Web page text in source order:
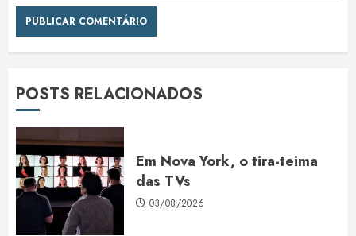
POSTS RELACIONADOS
Em Nova York, o tira-teima
das TVs
03/08/2026